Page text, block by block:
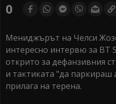
0
Мениджърът на Челси
интересно интервю за BT
открито за дефанзивния
и тактиката "да паркираш
прилага на терена.